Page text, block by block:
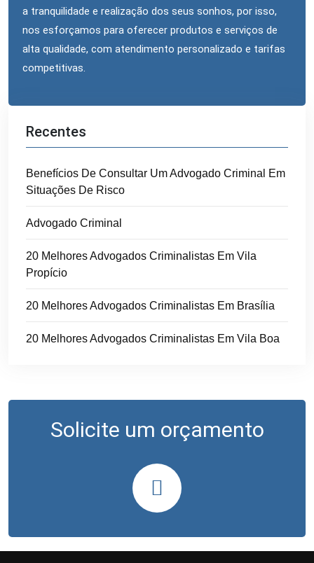
a tranquilidade e realização dos seus sonhos, por isso,
nos esforçamos para oferecer produtos e serviços de
alta qualidade, com atendimento personalizado e tarifas
competitivas.
Recentes
Benefícios De Consultar Um Advogado Criminal Em
Situações De Risco
Advogado Criminal
20 Melhores Advogados Criminalistas Em Vila
Propício
20 Melhores Advogados Criminalistas Em Brasília
20 Melhores Advogados Criminalistas Em Vila Boa
Solicite um orçamento